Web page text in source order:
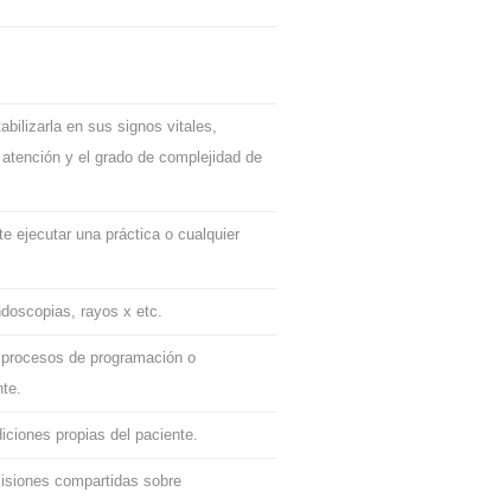
en sus signos vitales,
y el grado de complejidad de
ejecutar una práctica o cualquier
rayos x etc.
de programación o
propias del paciente.
compartidas sobre